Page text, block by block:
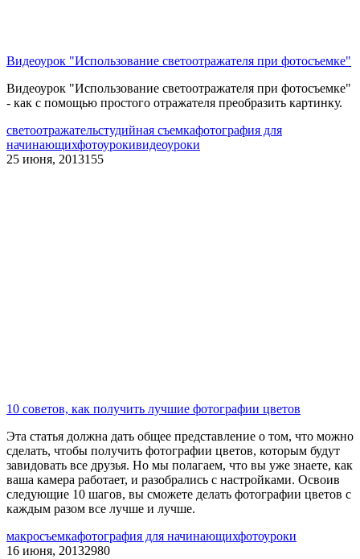
Видеоурок "Использование светоотражателя при фотосъемке"
Видеоурок "Использование светоотражателя при фотосъемке"
- как с помощью простого отражателя преобразить картинку.
светоотражательстудийная съемкафотография для
начинающихфотоурокивидеоуроки
25 июня, 2013155
10 советов, как получить лучшие фотографии цветов
Эта статья должна дать общее представление о том, что можно
сделать, чтобы получить фотографии цветов, которым будут
завидовать все друзья. Но мы полагаем, что вы уже знаете, как
ваша камера работает, и разобрались с настройками. Освоив
следующие 10 шагов, вы сможете делать фотографии цветов с
каждым разом все лучше и лучше.
макросъемкафотография для начинающихфотоуроки
16 июня, 20132980